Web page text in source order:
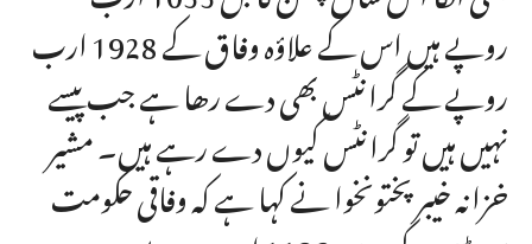
روپے ہیں اس کے علاؤہ وفاق کے 1928 ارب
روپے کے گرانٹس بھی دے رھا ہے جب پیسے
نہیں ہیں تو گرانٹس کیوں دے رہے ہیں۔ مشیر
خزانہ خیبرپختونخوا نے کہا ہے کہ وفاقی حکومت